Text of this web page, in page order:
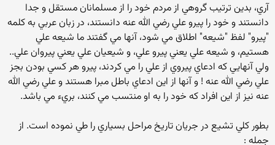
آري، بدين ترتيب گروهي از مردم خود را از مسلمانان مستقل و جدا
دانستند و خود را پيرو علي رضي الله عنه دانستند، در زبان عربي به کلمه
"پيرو" لفظ "شيعه" اطلاق مي شود، آنها مي گفتند ما شيعه علي
هستيم، و شيعه علي يعني پيرو علي، و شيعيان علي يعني پيروان علي..
ولي آنهايي که ادعاي پيروي از علي را مي کردند، پيرو هر کسي بودن بجز
علي رضي الله عنه ! و آنها از اين ادعاي باطل مبرا هستند و علي رضي الله
عنه نيز از اين افراد که خود را به او منتسب مي کنند، بريء مي باشد.
بطور کلي تشيع در جريان تاريخ مراحل بسياري را طي نموده است. از
جمله :